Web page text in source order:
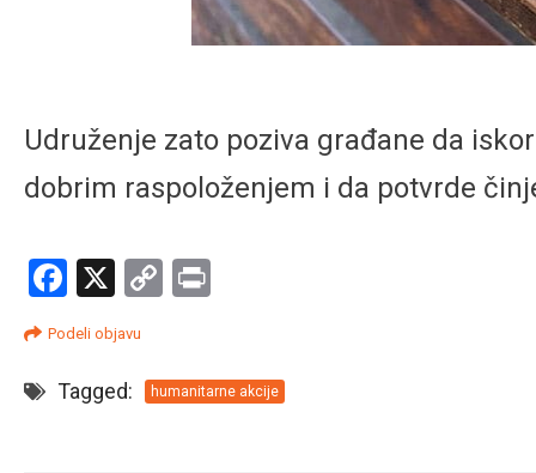
Udruženje zato poziva građane da
dobrim raspoloženjem i da potvrde
Facebook
X
Copy
Podeli objavu
Tagged: humanitarne akcije